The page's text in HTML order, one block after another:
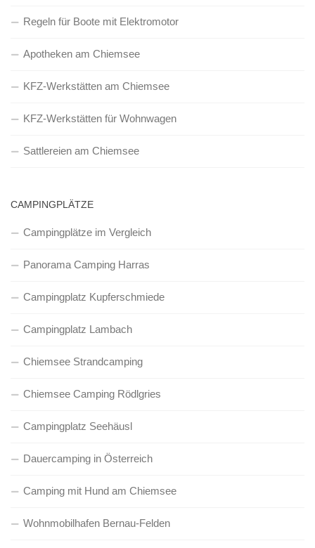
Regeln für Boote mit Elektromotor
Apotheken am Chiemsee
KFZ-Werkstätten am Chiemsee
KFZ-Werkstätten für Wohnwagen
Sattlereien am Chiemsee
CAMPINGPLÄTZE
Campingplätze im Vergleich
Panorama Camping Harras
Campingplatz Kupferschmiede
Campingplatz Lambach
Chiemsee Strandcamping
Chiemsee Camping Rödlgries
Campingplatz Seehäusl
Dauercamping in Österreich
Camping mit Hund am Chiemsee
Wohnmobilhafen Bernau-Felden